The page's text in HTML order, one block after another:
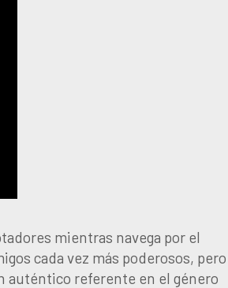
mientras navega por el
cada vez más poderosos, pero
auténtico referente en el género